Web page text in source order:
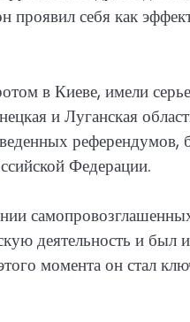
себя как
в Киеве, имели
и Луганская
Федерации.
деятельность и был
момента он стал